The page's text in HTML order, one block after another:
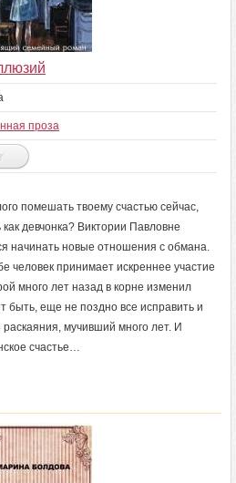
проза
помешать твоему счастью сейчас,
девчонка? Виктории Павловне
начинать новые отношения с обмана.
человек принимает искреннее участие
много лет назад в корне изменил
быть, еще не поздно все исправить и
раскаяния, мучивший много лет. И
счастье…